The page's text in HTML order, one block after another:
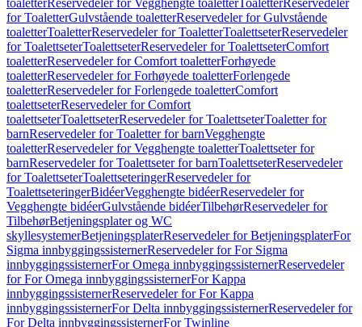
toaletterReservedeler for Vegghengte toaletterToaletterReservedeler
for ToaletterGulvstående toaletterReservedeler for Gulvstående
toaletterToaletterReservedeler for ToaletterToalettseterReservedeler
for ToalettseterToalettseterReservedeler for ToalettseterComfort
toaletterReservedeler for Comfort toaletterForhøyede
toaletterReservedeler for Forhøyede toaletterForlengede
toaletterReservedeler for Forlengede toaletterComfort
toalettseterReservedeler for Comfort
toalettseterToalettseterReservedeler for ToalettseterToaletter for
barnReservedeler for Toaletter for barnVegghengte
toaletterReservedeler for Vegghengte toaletterToalettseter for
barnReservedeler for Toalettseter for barnToalettseterReservedeler
for ToalettseterToalettseteringerReservedeler for
ToalettseteringerBidéerVegghengte bidéerReservedeler for
Vegghengte bidéerGulvstående bidéerTilbehørReservedeler for
TilbehørBetjeningsplater og WC
skyllesystemerBetjeningsplaterReservedeler for BetjeningsplaterFor
Sigma innbyggingssisternerReservedeler for For Sigma
innbyggingssisternerFor Omega innbyggingssisternerReservedeler
for For Omega innbyggingssisternerFor Kappa
innbyggingssisternerReservedeler for For Kappa
innbyggingssisternerFor Delta innbyggingssisternerReservedeler for
For Delta innbyggingssisternerFor Twinline